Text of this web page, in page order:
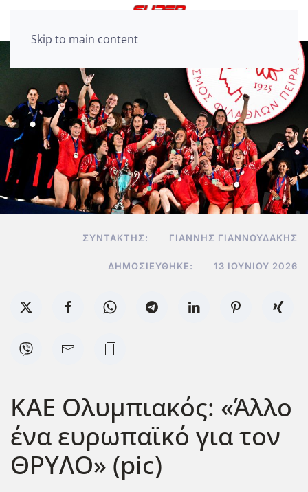
Skip to main content
ΣΥΝΤΆΚΤΗΣ: ΓΙΆΝΝΗΣ ΓΙΑΝΝΟΥΔΆΚΗΣ
ΔΗΜΟΣΙΕΎΘΗΚΕ: 13 ΙΟΥΝΊΟΥ 2026
ΚΑΕ Ολυμπιακός: «Άλλο
ένα ευρωπαϊκό για τον
ΘΡΥΛΟ» (pic)